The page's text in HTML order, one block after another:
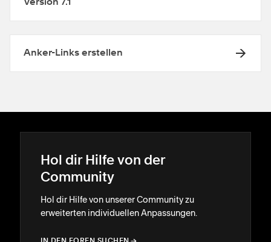
Version 7.1
Anker-Links erstellen
Hol dir Hilfe von der
Community
Hol dir Hilfe von unserer Community zu
erweiterten individuellen Anpassungen.